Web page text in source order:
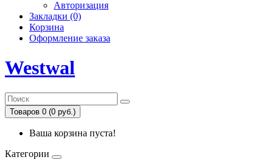
Авторизация
Закладки (0)
Корзина
Оформление заказа
Westwal
Товаров 0 (0 руб.)
Ваша корзина пуста!
Категории